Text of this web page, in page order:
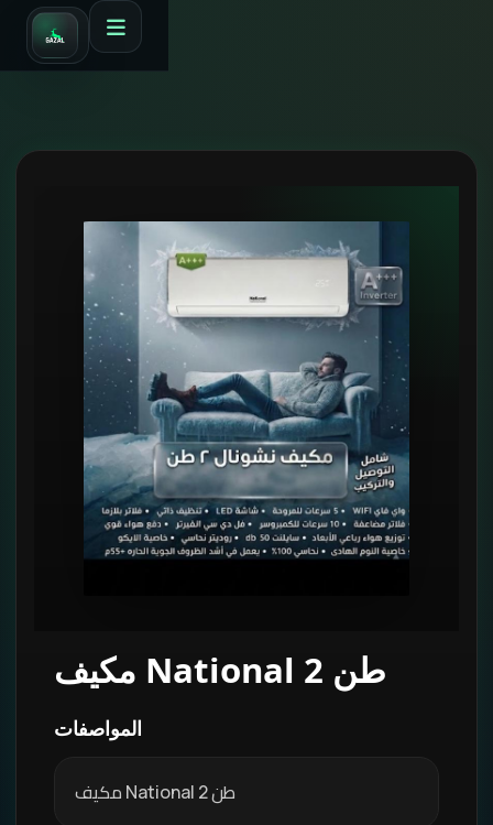
مكيف National 2 طن
المواصفات
مكيف National 2 طن